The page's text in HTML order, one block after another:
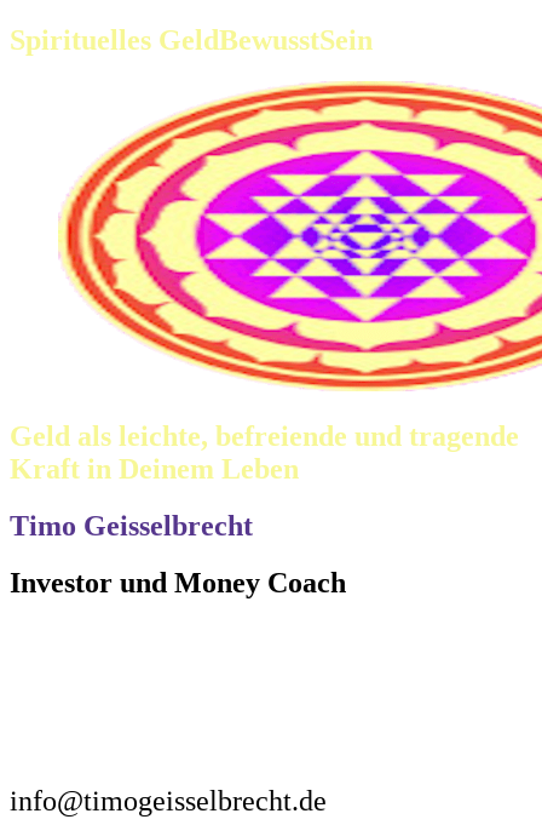
Spirituelles GeldBewusstSein
Geld als leichte, befreiende und tragende
Kraft in Deinem Leben
Timo Geisselbrecht
Investor und Money Coach
info@timogeisselbrecht.de